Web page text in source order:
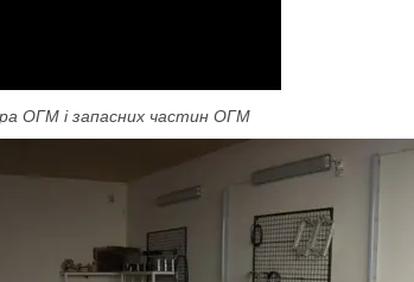
ОГМ і запасних частин ОГМ